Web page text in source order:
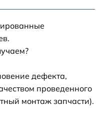
дефекта,
проведенного
монтаж запчасти).